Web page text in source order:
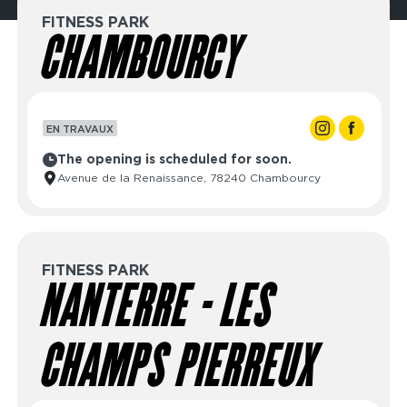
FITNESS PARK
CHAMBOURCY
EN TRAVAUX
The opening is scheduled for soon.
Avenue de la Renaissance, 78240 Chambourcy
FITNESS PARK
NANTERRE - LES
CHAMPS PIERREUX